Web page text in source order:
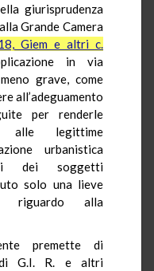
giurisprudenza
Grande Camera
Giem e altri c.
in via
grave, come
all’adeguamento
per renderle
alle legittime
urbanistica
dei soggetti
solo una lieve
riguardo alla
premette di
di G.I. R. e altri